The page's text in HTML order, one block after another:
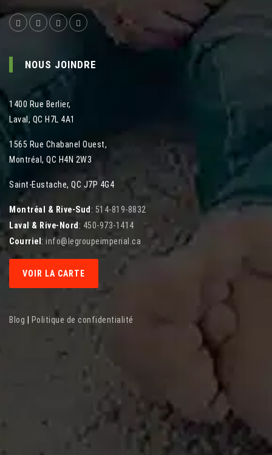
NOUS JOINDRE
1400 Rue Berlier,
Laval , QC H7L 4A1
1565 Rue Chabanel Ouest,
Montréal , QC H4N 2W3
Saint-Eustache, QC J7P 4G4
Montréal & Rive-Sud : 514-819-8832
Laval & Rive-Nord : 450-973-1414
Courriel : info@legroupeimperial.ca
VOIR LA CARTE
Blog Politique de confidentialité